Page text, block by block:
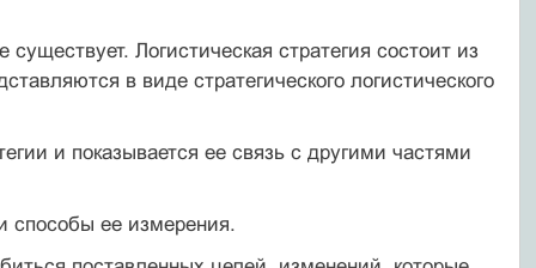
Логистическая стратегия состоит из
в виде стратегического логистического
и показывается ее связь с другими частями
способы ее измерения.